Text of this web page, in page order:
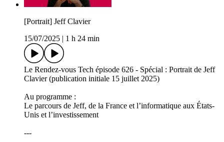
[Portrait] Jeff Clavier
15/07/2025
1 h 24 min
Le Rendez-vous Tech épisode 626 - Spécial : Portrait de Jeff
Clavier (publication initiale 15 juillet 2025)
Au programme :
Le parcours de Jeff, de la France et l’informatique aux États-
Unis et l’investissement
---